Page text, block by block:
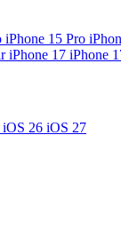
iPhone 15 Pro
iPhone 17 iPhone
iOS 26 iOS 27